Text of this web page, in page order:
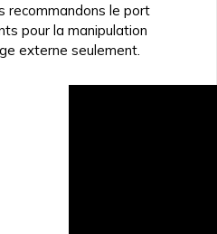
recommandons le port
pour la manipulation
externe seulement.